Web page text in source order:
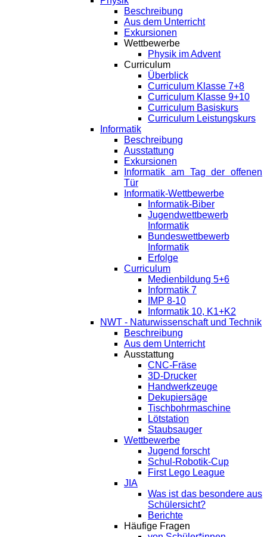
Beschreibung
Aus dem Unterricht
Exkursionen
Wettbewerbe
Physik im Advent
Curriculum
Überblick
Curriculum Klasse 7+8
Curriculum Klasse 9+10
Curriculum Basiskurs
Curriculum Leistungskurs
Informatik
Beschreibung
Ausstattung
Exkursionen
Informatik am Tag der offenen
Tür
Informatik-Wettbewerbe
Informatik-Biber
Jugendwettbewerb
Informatik
Bundeswettbewerb
Informatik
Erfolge
Curriculum
Medienbildung 5+6
Informatik 7
IMP 8-10
Informatik 10, K1+K2
NWT - Naturwissenschaft und Technik
Beschreibung
Aus dem Unterricht
Ausstattung
CNC-Fräse
3D-Drucker
Handwerkzeuge
Dekupiersäge
Tischbohrmaschine
Lötstation
Staubsauger
Wettbewerbe
Jugend forscht
Schul-Robotik-Cup
First Lego League
JIA
Was ist das besondere aus
Schülersicht?
Berichte
Häufige Fragen